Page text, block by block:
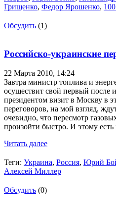
Грищенко, Федор Ярошенко,
Обсудить (1)
Российско-украинские
22 Марта 2010, 14:24
Завтра министр топлива и
осуществит свой первый после
президентом визит в Москву в
переговоров, на мой взгляд,
очевидно, что пересмотр
произойти быстро. И этому есть
Читать далее
Теги: Украина, Россия, Юрий
Алексей Миллер
Обсудить (0)